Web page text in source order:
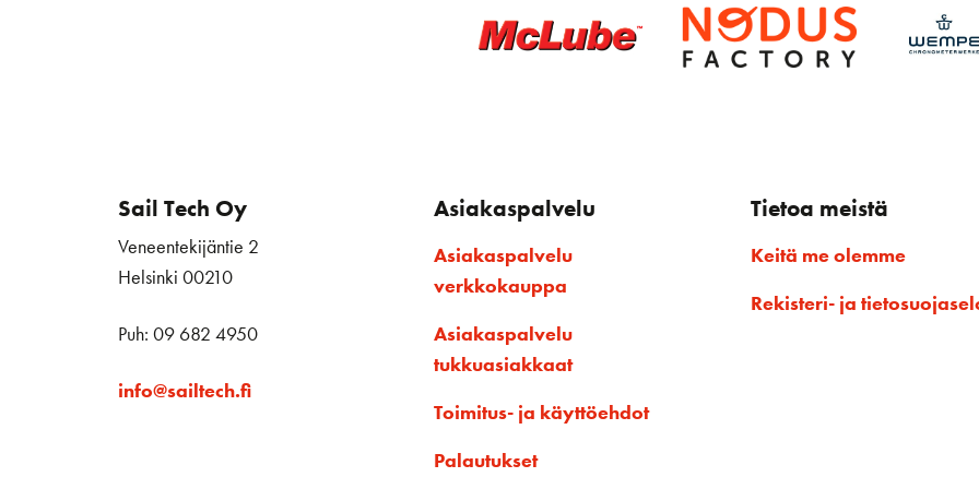
Sail Tech Oy
Veneentekijäntie 2
Helsinki 00210
Puh: 09 682 4950
info@sailtech.fi
Asiakaspalvelu
Asiakaspalvelu
verkkokauppa
Asiakaspalvelu
tukkuasiakkaat
Toimitus- ja käyttöehdot
Palautukset
Tietoa meistä
Keitä me olemme
Rekisteri- ja